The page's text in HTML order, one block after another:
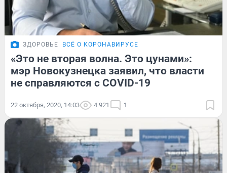
ЗДОРОВЬЕ ВСЁ О КОРОНАВИРУСЕ
«Это не вторая волна. Это цунами»:
мэр Новокузнецка заявил, что власти
не справляются с COVID-19
22 октября, 2020, 14:03 4 921 1